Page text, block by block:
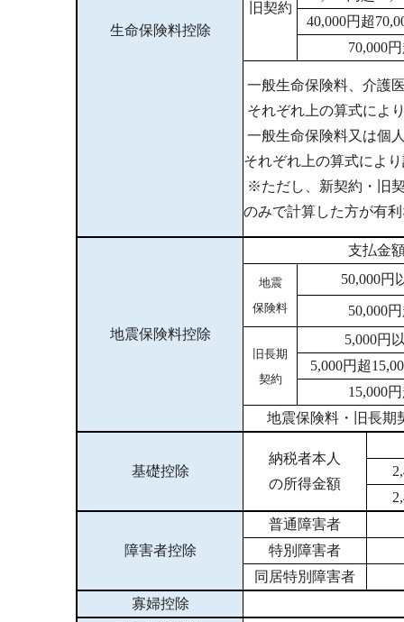
生命保険料控除
旧契約
40,000円超
70,000
一般生命保険料、介護
それぞれ上の算式によ
一般生命保険料又は個
それぞれ上の算式によ
※ただし、新契約・旧
のみで計算した方が有
地震保険料控除
支払金
地震
保険料
50,000円
50,000
旧長期
契約
5,000円
5,000円超
15,000
地震保険料・旧長期
基礎控除
納税者本人
の所得金額
障害者控除
普通障害者
特別障害者
同居特別障害者
寡婦控除